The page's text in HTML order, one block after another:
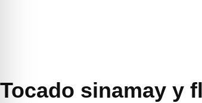
Tocado sinamay y